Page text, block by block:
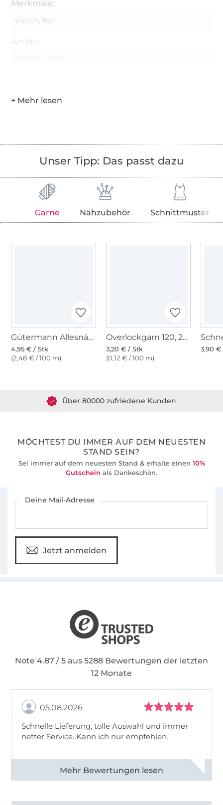
Merkmale:
weich, fest
Art.Nr.:
Unser Tipp: Das passt dazu
Garne Nähzubehör Schnittmuster
Gütermann Allesnäher (199) camel
4,95 € / Stk
(2,48 € / 100 m)
Overlockgarn 120, 2740 m, hellbeige
3,20 € / Stk
(0,12 € / 100 m)
3,90 €
MÖCHTEST DU IMMER AUF DEM NEUESTEN
STAND SEIN?
Sei immer auf dem neuesten Stand & erhalte einen 10%
Gutschein als Dankeschön.
Deine Mail-Adresse
Jetzt anmelden
Note 4.87 / 5 aus 5288 Bewertungen der letzten
12 Monate
05.08.2026
Schnelle Lieferung, tolle Auswahl und immer
netter Service. Kann ich nur empfehlen.
Alle 82930 Bewertungen ansehen